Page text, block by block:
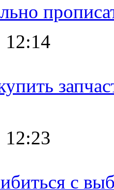
12:14
12:23
с